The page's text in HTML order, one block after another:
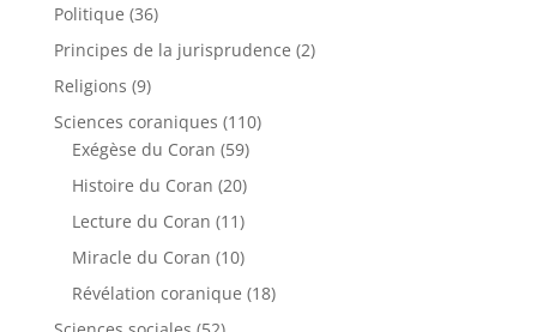
Politique (36)
Principes de la jurisprudence (2)
Religions (9)
Sciences coraniques (110)
Exégèse du Coran (59)
Histoire du Coran (20)
Lecture du Coran (11)
Miracle du Coran (10)
Révélation coranique (18)